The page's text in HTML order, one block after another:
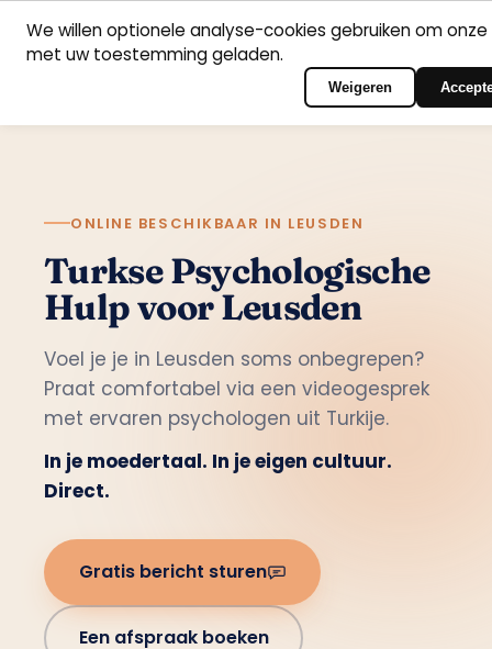
HomeVakgebiedenPsychologen
Nederlands
ONLINE BESCHIKBAAR IN LEUSDEN
Turkse Psychologische
Hulp voor Leusden
Voel je je in Leusden soms onbegrepen?
Praat comfortabel via een videogesprek
met ervaren psychologen uit Turkije.
In je moedertaal. In je eigen cultuur.
Direct.
Gratis bericht sturen
Een afspraak boeken
We willen optionele analyse-cookies gebruiken om
met uw toestemming geladen.
Weigeren